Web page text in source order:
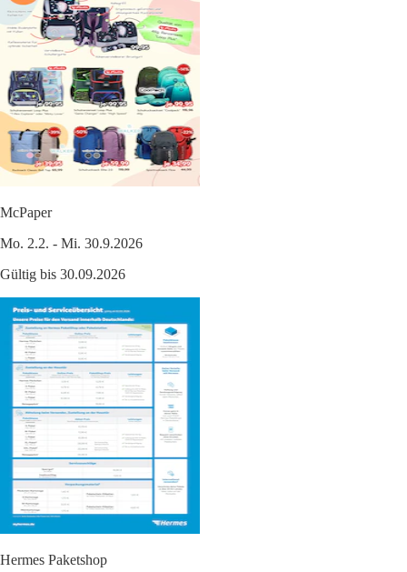
McPaper
Mo. 2.2. - Mi. 30.9.2026
Gültig bis 30.09.2026
Hermes Paketshop